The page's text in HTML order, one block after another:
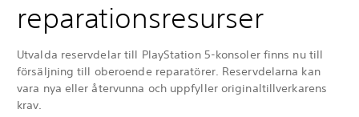
reparationsresurser
Utvalda reservdelar till PlayStation 5-konsoler finns nu till
försäljning till oberoende reparatörer. Reservdelarna kan
vara nya eller återvunna och uppfyller originaltillverkarens
krav.